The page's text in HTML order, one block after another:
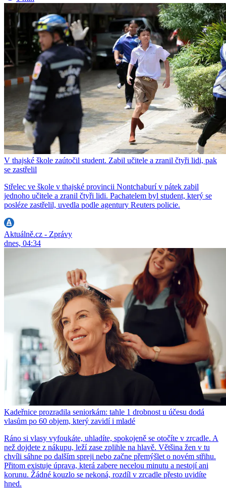
V thajské škole zaútočil student. Zabil učitele a zranil čtyři lidi, pak
se zastřelil
Střelec ve škole v thajské provincii Nontchaburí v pátek zabil
jednoho učitele a zranil čtyři lidi. Pachatelem byl student, který se
posléze zastřelil, uvedla podle agentury Reuters policie.
Aktuálně.cz - Zprávy
dnes, 04:34
Kadeřnice prozradila seniorkám: tahle 1 drobnost u účesu dodá
vlasům po 60 objem, který zavidí i mladé
Ráno si vlasy vyfoukáte, uhladíte, spokojeně se otočíte v zrcadle. A
než dojdete z nákupu, leží zase zplihle na hlavě. Většina žen v tu
chvíli sáhne po dalším spreji nebo začne přemýšlet o novém střihu.
Přitom existuje úprava, která zabere necelou minutu a nestojí ani
korunu. Žádné kouzlo se nekoná, rozdíl v zrcadle přesto uvidíte
hned.